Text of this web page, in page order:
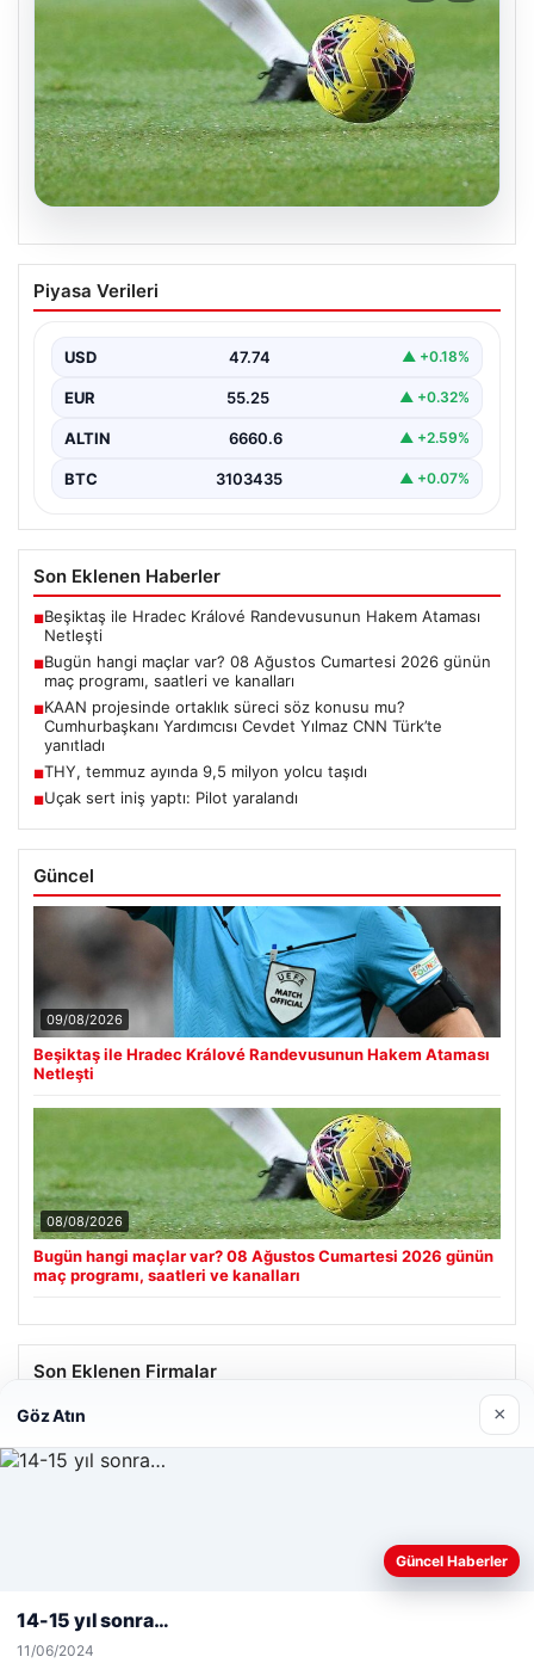
Bugün hangi maçlar var? 08 Ağustos
Cumartesi 2026 günün maç programı,
Piyasa Verileri
USD 47.74 ▲ +0.18%
EUR 55.25 ▲ +0.32%
ALTIN 6660.6 ▲ +2.59%
BTC 3103435 ▲ +0.07%
Son Eklenen Haberler
■Beşiktaş ile Hradec Králové Randevusunun Hakem Ataması
Netleşti
■Bugün hangi maçlar var? 08 Ağustos Cumartesi 2026 günün
maç programı, saatleri ve kanalları
■KAAN projesinde ortaklık süreci söz konusu mu?
Cumhurbaşkanı Yardımcısı Cevdet Yılmaz CNN Türk’te
yanıtladı
■THY, temmuz ayında 9,5 milyon yolcu taşıdı
■Uçak sert iniş yaptı: Pilot yaralandı
Güncel
09/08/2026
Beşiktaş ile Hradec Králové Randevusunun Hakem Ataması
Netleşti
08/08/2026
Bugün hangi maçlar var? 08 Ağustos Cumartesi 2026 günün
maç programı, saatleri ve kanalları
Son Eklenen Firmalar
Web sitemizi nasıl kullandığınızı daha iyi anlayabilmek,
deneyiminizi kişiselleştirmek ve geliştirmek amacıyla çerezler
Reddet
Göz Atın ×
Güncel Haberler
14-15 yıl sonra…
11/06/2024